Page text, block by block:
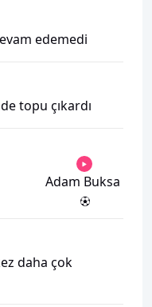
edemedi
topu çıkardı
Adam Buksa
daha çok